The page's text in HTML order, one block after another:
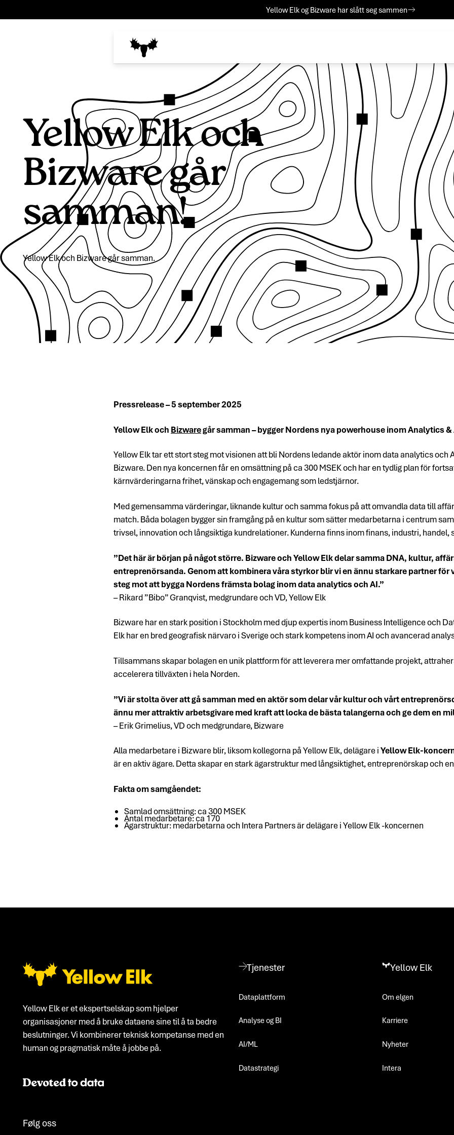
Yellow Elk og Bizware har slått seg sammen
Yellow Elk och
Bizware går
samman!
Yellow Elk och Bizware går samman.
Pressrelease – 5 september 2025
Yellow Elk och Bizwaregår samman – bygger Nordens nya powerhouse inom Analytics &
Yellow Elk tar ett stort steg mot visionen att bli Nordens ledande aktör inom data analytics och
Bizware. Den nya koncernen får en omsättning på ca 300 MSEK och har en tydlig plan för
kärnvärderingarna frihet, vänskap och engagemang som ledstjärnor.
Med gemensamma värderingar, liknande kultur och samma fokus på att omvandla data till
match. Båda bolagen bygger sin framgång på en kultur som sätter medarbetarna i centrum
trivsel, innovation och långsiktiga kundrelationer. Kunderna finns inom finans, industri, handel,
”Det här är början på något större. Bizware och Yellow Elk delar samma DNA, kultur,
entreprenörsanda. Genom att kombinera våra styrkor blir vi en ännu starkare partner för
steg mot att bygga Nordens främsta bolag inom data analytics och AI.”
– Rikard ”Bibo” Granqvist, medgrundare och VD, Yellow Elk
Bizware har en stark position i Stockholm med djup expertis inom Business Intelligence och
Elk har en bred geografisk närvaro i Sverige och stark kompetens inom AI och avancerad
Tillsammans skapar bolagen en unik plattform för att leverera mer omfattande projekt,
accelerera tillväxten i hela Norden.
”Vi är stolta över att gå samman med en aktör som delar vår kultur och vårt
ännu mer attraktiv arbetsgivare med kraft att locka de bästa talangerna och ge dem en
– Erik Grimelius, VD och medgrundare, Bizware
Alla medarbetare i Bizware blir, liksom kollegorna på Yellow Elk, delägare iYellow Elk-
är en aktiv ägare. Detta skapar en stark ägarstruktur med långsiktighet, entreprenörskap och
Fakta om samgåendet:
Samlad omsättning: ca 300 MSEK
Antal medarbetare: ca 170
Ägarstruktur: medarbetarna och Intera Partners är delägare i Yellow Elk -koncernen
Bunntekst
Yellow Elk er et ekspertselskap som hjelper
organisasjoner med å bruke dataene sine til å ta bedre
beslutninger. Vi kombinerer teknisk kompetanse med en
human og pragmatisk måte å jobbe på.
Følg oss
Tjenester
Dataplattform
Analyse og BI
AI/ML
Datastrategi
Yellow Elk
Om elgen
Karriere
Nyheter
Intera